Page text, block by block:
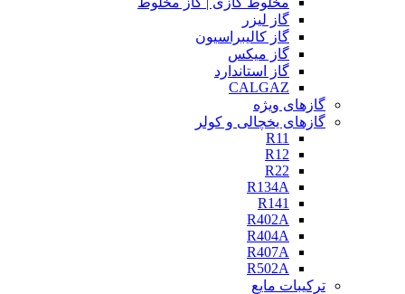
گاز لیزر
گاز کالیبراسیون
گاز میکس
گاز استاندارد
CALGAZ
گازهای ویژه
گازهای یخچالی و کولر
R11
R12
R22
R134A
R141
R402A
R404A
R407A
R502A
ترکیبات مایع